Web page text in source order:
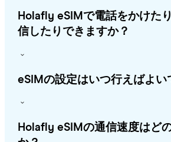
Holafly eSIMで電話をかけた
信したりできますか？
eSIMの設定はいつ行えばよい
Holafly eSIMの通信速度はど